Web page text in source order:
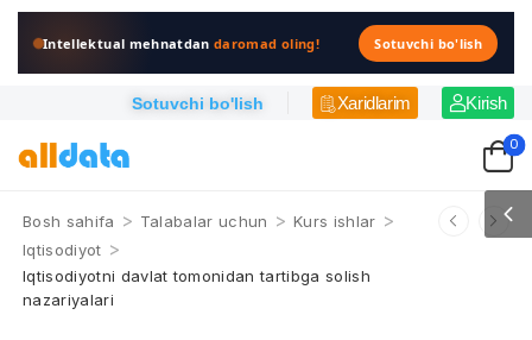
Intellektual mehnatdandaromad oling! Sotuvchi bo'lish
Sotuvchi bo'lish Xaridlarim Kirish
0
Bosh sahifa > Talabalar uchun > Kurs ishlar >
Iqtisodiyot >
Iqtisodiyotni davlat tomonidan tartibga solish
nazariyalari